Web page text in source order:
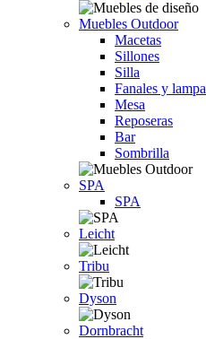
Muebles Outdoor
Macetas
Sillones
Silla
Fanales y
Mesa
Reposeras
Bar
Sombrilla
SPA
SPA
Leicht
Tribu
Dyson
Dornbracht